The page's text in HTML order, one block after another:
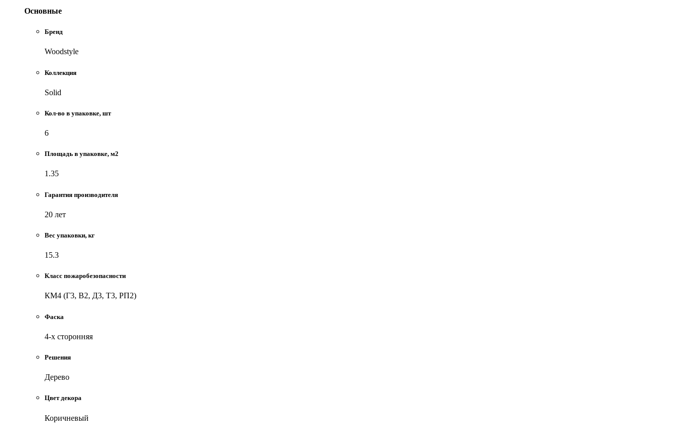
Основные
Бренд
Woodstyle
Коллекция
Solid
Кол-во в упаковке, шт
6
Площадь в упаковке, м2
1.35
Гарантия производителя
20 лет
Вес упаковки, кг
15.3
Класс пожаробезопасности
КМ4 (Г3, В2, Д3, Т3, РП2)
Фаска
4-х сторонняя
Решения
Дерево
Цвет декора
Коричневый